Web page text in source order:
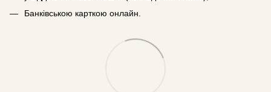
Банківською карткою онлайн.